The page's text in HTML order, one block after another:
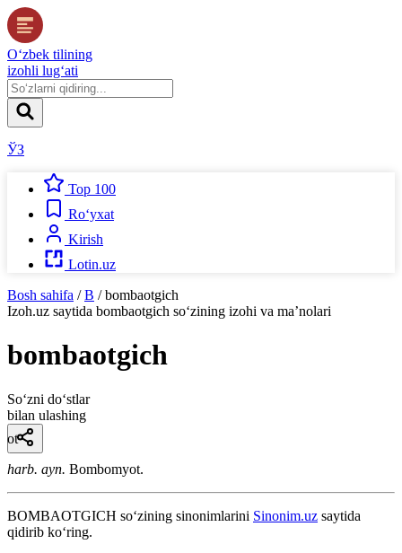
O‘zbek tilining
izohli lug‘ati
ЎЗ
Top 100
Ro‘yxat
Kirish
Lotin.uz
Bosh sahifa / B / bombaotgich
Izoh.uz saytida bombaotgich so‘zining izohi va ma’nolari
bombaotgich
So‘zni do‘stlar
bilan ulashing
ot
harb. ayn. Bombomyot.
BOMBAOTGICH so‘zining sinonimlarini Sinonim.uz saytida
qidirib ko‘ring.